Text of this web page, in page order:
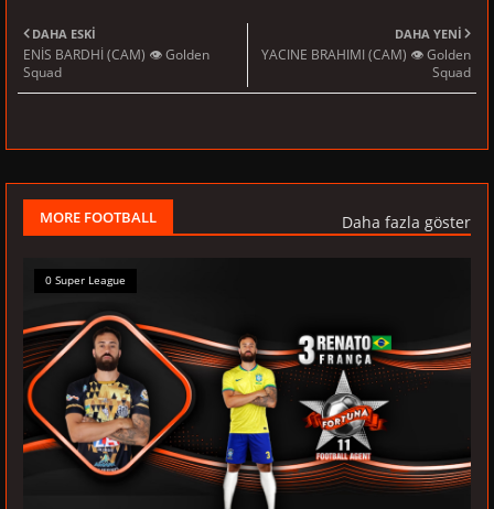
DAHA YENI
YACINE BRAHIMI (CAM) 👁 Golden
Squad
DAHA ESKI
ENİS BARDHİ (CAM) 👁 Golden
Squad
MORE FOOTBALL Daha fazla göster
0 Super League